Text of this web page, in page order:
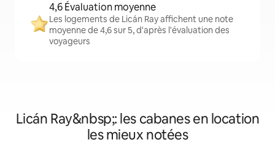
4,6 Évaluation moyenne
Les logements de Licán Ray affichent une note
moyenne de 4,6 sur 5, d'après l'évaluation des
voyageurs
Licán Ray&nbsp;: les cabanes en location
les mieux notées